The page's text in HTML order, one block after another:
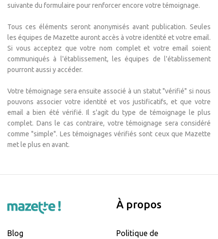
suivante du formulaire pour renforcer encore votre témoignage.
Tous ces éléments seront anonymisés avant publication. Seules
les équipes de Mazette auront accès à votre identité et votre email.
Si vous acceptez que votre nom complet et votre email soient
communiqués à l'établissement, les équipes de l'établissement
pourront aussi y accéder.
Votre témoignage sera ensuite associé à un statut "vérifié" si nous
pouvons associer votre identité et vos justificatifs, et que votre
email a bien été vérifié. Il s'agit du type de témoignage le plus
complet. Dans le cas contraire, votre témoignage sera considéré
comme "simple". Les témoignages vérifiés sont ceux que Mazette
met le plus en avant.
Blog
À propos
Politique de